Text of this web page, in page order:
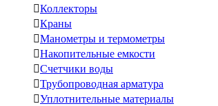
Коллекторы
Краны
Манометры и термометры
Накопительные емкости
Счетчики воды
Трубопроводная арматура
Уплотнительные материалы